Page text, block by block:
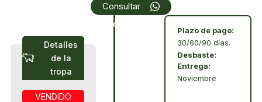
Consultar
Detalles
de la
tropa
VENDIDO
Condiciones
Plazo de pago:
30/60/90 días.
Desbaste:
Entrega:
Noviembre